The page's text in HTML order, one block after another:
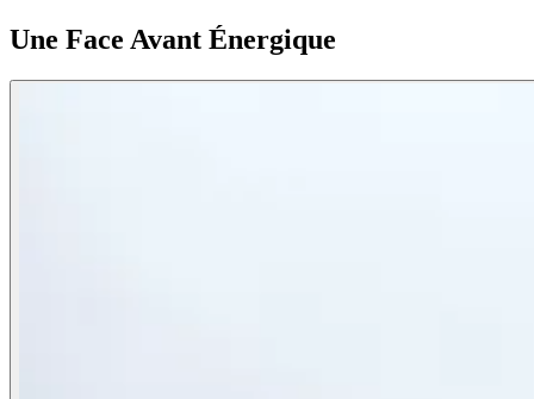
Une Face Avant Énergique